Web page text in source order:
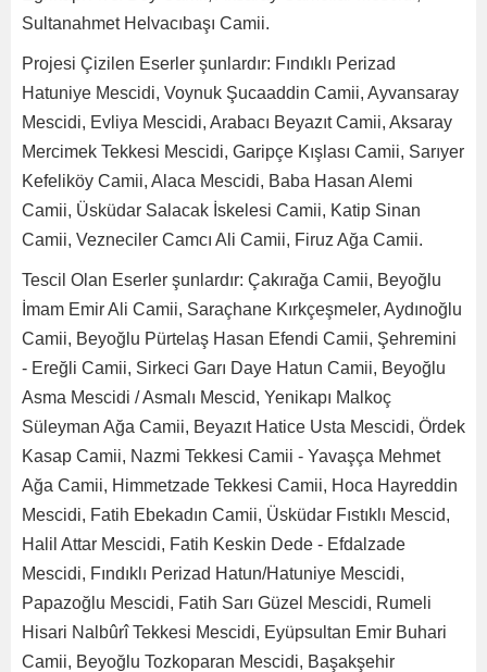
Sultanahmet Helvacıbaşı Camii.
Projesi Çizilen Eserler şunlardır: Fındıklı Perizad
Hatuniye Mescidi, Voynuk Şucaaddin Camii, Ayvansaray
Mescidi, Evliya Mescidi, Arabacı Beyazıt Camii, Aksaray
Mercimek Tekkesi Mescidi, Garipçe Kışlası Camii, Sarıyer
Kefeliköy Camii, Alaca Mescidi, Baba Hasan Alemi
Camii, Üsküdar Salacak İskelesi Camii, Katip Sinan
Camii, Vezneciler Camcı Ali Camii, Firuz Ağa Camii.
Tescil Olan Eserler şunlardır: Çakırağa Camii, Beyoğlu
İmam Emir Ali Camii, Saraçhane Kırkçeşmeler, Aydınoğlu
Camii, Beyoğlu Pürtelaş Hasan Efendi Camii, Şehremini
- Ereğli Camii, Sirkeci Garı Daye Hatun Camii, Beyoğlu
Asma Mescidi / Asmalı Mescid, Yenikapı Malkoç
Süleyman Ağa Camii, Beyazıt Hatice Usta Mescidi, Ördek
Kasap Camii, Nazmi Tekkesi Camii - Yavaşça Mehmet
Ağa Camii, Himmetzade Tekkesi Camii, Hoca Hayreddin
Mescidi, Fatih Ebekadın Camii, Üsküdar Fıstıklı Mescid,
Halil Attar Mescidi, Fatih Keskin Dede - Efdalzade
Mescidi, Fındıklı Perizad Hatun/Hatuniye Mescidi,
Papazoğlu Mescidi, Fatih Sarı Güzel Mescidi, Rumeli
Hisari Nalbûrî Tekkesi Mescidi, Eyüpsultan Emir Buhari
Camii, Beyoğlu Tozkoparan Mescidi, Başakşehir